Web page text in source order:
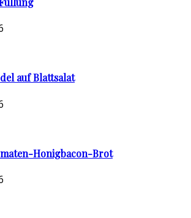
auf Blattsalat
Honigbacon-Brot